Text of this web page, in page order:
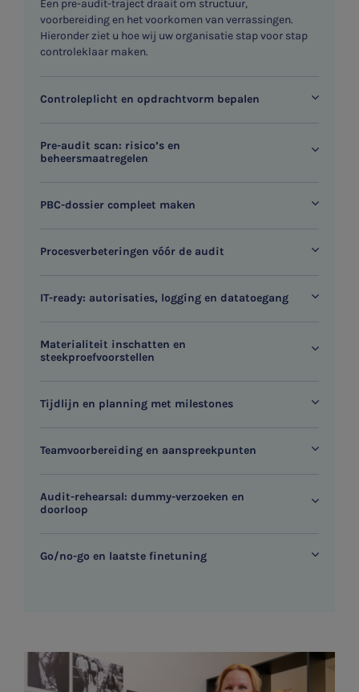
Typ hieronder uw zoekterm
Een pre-audit-traject draait om structuur,
voorbereiding en het voorkomen van verrassingen.
Hieronder ziet u hoe wij uw organisatie stap voor stap
controleklaar maken.
Controleplicht en opdrachtvorm bepalen
Pre-audit scan: risico’s en
beheersmaatregelen
PBC-dossier compleet maken
Procesverbeteringen vóór de audit
IT-ready: autorisaties, logging en datatoegang
Materialiteit inschatten en
steekproefvoorstellen
Tijdlijn en planning met milestones
Teamvoorbereiding en aanspreekpunten
Audit-rehearsal: dummy-verzoeken en
doorloop
Go/no-go en laatste finetuning